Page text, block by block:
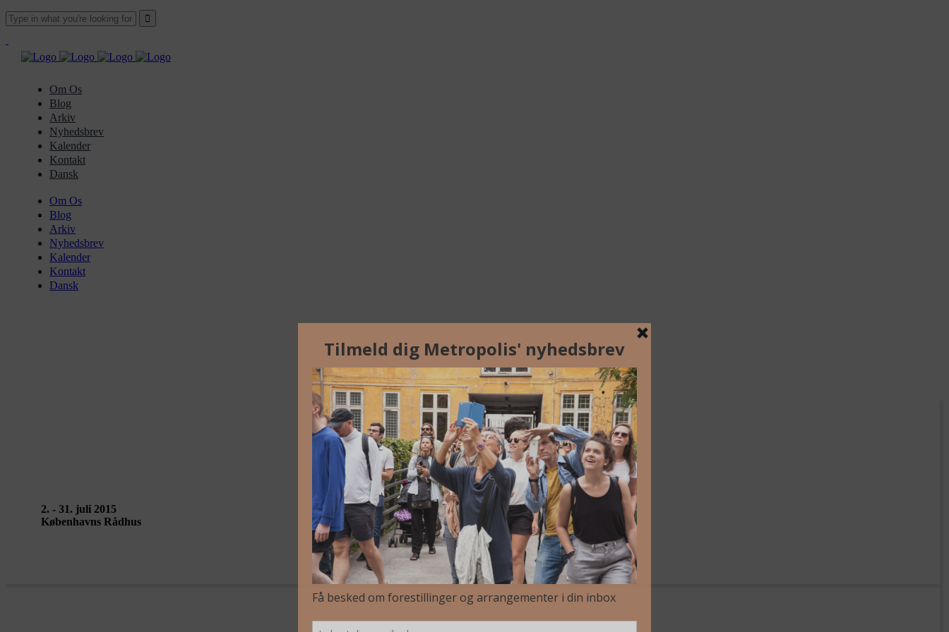
Om Os
Blog
Arkiv
Nyhedsbrev
Kalender
Kontakt
Dansk
Om Os
Blog
Arkiv
Nyhedsbrev
Kalender
Kontakt
Dansk
2. - 31. juli 2015
Københavns Rådhus